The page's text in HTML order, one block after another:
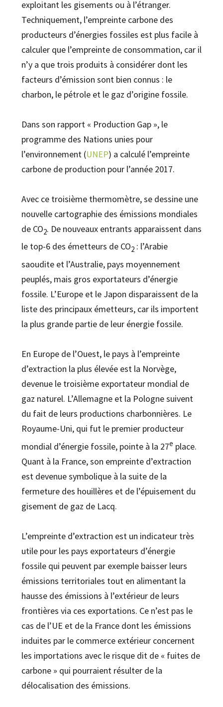
exploitant les gisements ou à l’étranger.
Techniquement, l’empreinte carbone des
producteurs d’énergies fossiles est plus facile à
calculer que l’empreinte de consommation, car il
n’y a que trois produits à considérer dont les
facteurs d’émission sont bien connus : le
charbon, le pétrole et le gaz d’origine fossile.
Dans son rapport « Production Gap », le
programme des Nations unies pour
l’environnement (UNEP) a calculé l’empreinte
carbone de production pour l’année 2017.
Avec ce troisième thermomètre, se dessine une
nouvelle cartographie des émissions mondiales
de CO2. De nouveaux entrants apparaissent dans
le top-6 des émetteurs de CO2: l’Arabie
saoudite et l’Australie, pays moyennement
peuplés, mais gros exportateurs d’énergie
fossile. L’Europe et le Japon disparaissent de la
liste des principaux émetteurs, car ils importent
la plus grande partie de leur énergie fossile.
En Europe de l’Ouest, le pays à l’empreinte
d’extraction la plus élevée est la Norvège,
devenue le troisième exportateur mondial de
gaz naturel. L’Allemagne et la Pologne suivent
du fait de leurs productions charbonnières. Le
Royaume-Uni, qui fut le premier producteur
mondial d’énergie fossile, pointe à la 27e place.
Quant à la France, son empreinte d’extraction
est devenue symbolique à la suite de la
fermeture des houillères et de l’épuisement du
gisement de gaz de Lacq.
L’empreinte d’extraction est un indicateur très
utile pour les pays exportateurs d’énergie
fossile qui peuvent par exemple baisser leurs
émissions territoriales tout en alimentant la
hausse des émissions à l’extérieur de leurs
frontières via ces exportations. Ce n’est pas le
cas de l’UE et de la France dont les émissions
induites par le commerce extérieur concernent
les importations avec le risque dit de « fuites de
carbone » qui pourraient résulter de la
délocalisation des émissions.